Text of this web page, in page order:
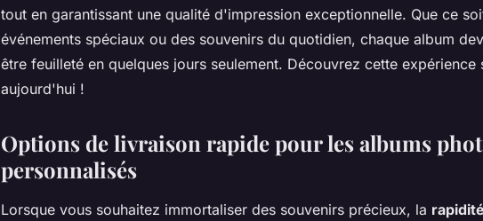
tout en garantissant une qualité d'impression exceptionnelle. Que ce
événements spéciaux ou des souvenirs du quotidien, chaque album
être feuilleté en quelques jours seulement. Découvrez cette expérience
aujourd'hui !
Options de livraison rapide pour les albums
personnalisés
Lorsque vous souhaitez immortaliser des souvenirs précieux, la